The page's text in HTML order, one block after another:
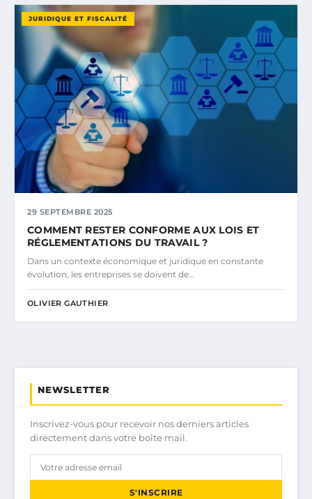
JURIDIQUE ET FISCALITÉ
29 SEPTEMBRE 2025
COMMENT RESTER CONFORME AUX LOIS ET
RÉGLEMENTATIONS DU TRAVAIL ?
Dans un contexte économique et juridique en constante
évolution, les entreprises se doivent de…
OLIVIER GAUTHIER
NEWSLETTER
Inscrivez-vous pour recevoir nos derniers articles
directement dans votre boîte mail.
S'INSCRIRE